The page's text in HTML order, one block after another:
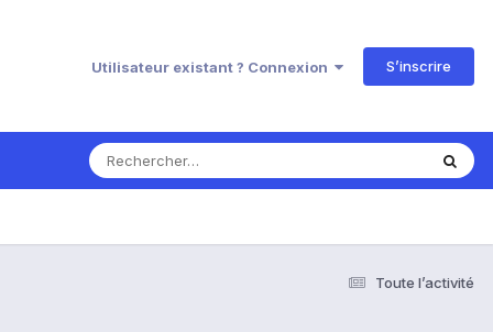
Utilisateur existant ? Connexion S’inscrire
Toute l’activité